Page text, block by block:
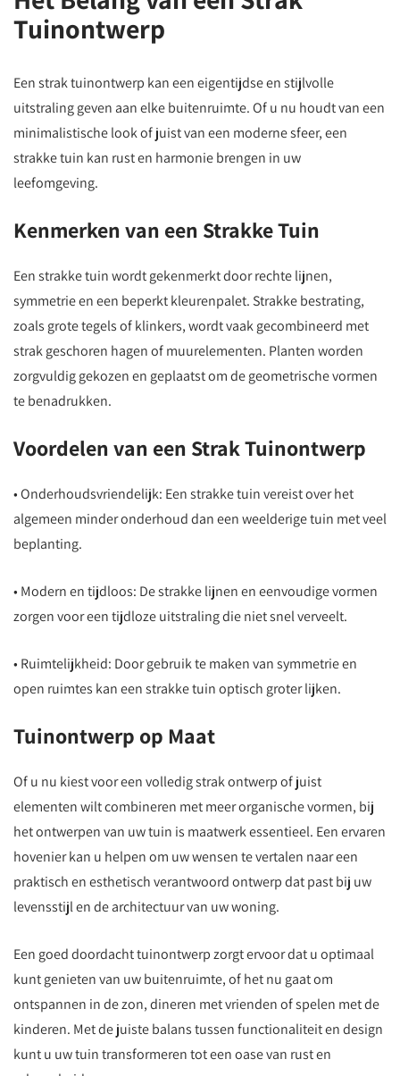
Tuinontwerp
Een strak tuinontwerp kan een eigentijdse en stijlvolle
uitstraling geven aan elke buitenruimte. Of u nu houdt van een
minimalistische look of juist van een moderne sfeer, een
strakke tuin kan rust en harmonie brengen in uw
leefomgeving.
Kenmerken van een Strakke Tuin
Een strakke tuin wordt gekenmerkt door rechte lijnen,
symmetrie en een beperkt kleurenpalet. Strakke bestrating,
zoals grote tegels of klinkers, wordt vaak gecombineerd met
strak geschoren hagen of muurelementen. Planten worden
zorgvuldig gekozen en geplaatst om de geometrische vormen
te benadrukken.
Voordelen van een Strak Tuinontwerp
• Onderhoudsvriendelijk: Een strakke tuin vereist over het
algemeen minder onderhoud dan een weelderige tuin met veel
beplanting.
• Modern en tijdloos: De strakke lijnen en eenvoudige vormen
zorgen voor een tijdloze uitstraling die niet snel verveelt.
• Ruimtelijkheid: Door gebruik te maken van symmetrie en
open ruimtes kan een strakke tuin optisch groter lijken.
Tuinontwerp op Maat
Of u nu kiest voor een volledig strak ontwerp of juist
elementen wilt combineren met meer organische vormen, bij
het ontwerpen van uw tuin is maatwerk essentieel. Een ervaren
hovenier kan u helpen om uw wensen te vertalen naar een
praktisch en esthetisch verantwoord ontwerp dat past bij uw
levensstijl en de architectuur van uw woning.
Een goed doordacht tuinontwerp zorgt ervoor dat u optimaal
kunt genieten van uw buitenruimte, of het nu gaat om
ontspannen in de zon, dineren met vrienden of spelen met de
kinderen. Met de juiste balans tussen functionaliteit en design
kunt u uw tuin transformeren tot een oase van rust en